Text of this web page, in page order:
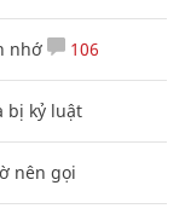
nhớ 106
bị kỷ luật
nên gọi